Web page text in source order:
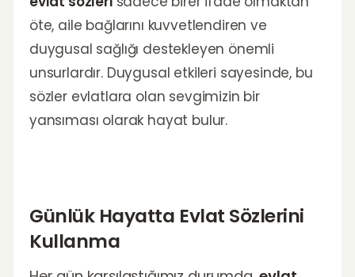
öte, aile bağlarını kuvvetlendiren ve
duygusal sağlığı destekleyen önemli
unsurlardır. Duygusal etkileri sayesinde, bu
sözler evlatlara olan sevgimizin bir
yansıması olarak hayat bulur.
Günlük Hayatta Evlat Sözlerini
Kullanma